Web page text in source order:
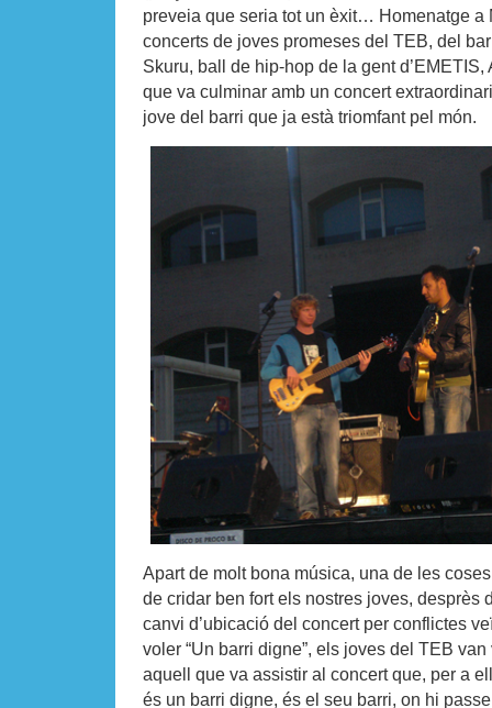
preveia que seria tot un èxit… Homenatge a
concerts de joves promeses del TEB, del
Skuru, ball de hip-hop de la gent
que va culminar amb un concert
jove del barri que ja està triomfant pel món.
Apart de molt bona música, una de les
de cridar ben fort els nostres joves, desprès
canvi d’ubicació del concert per conflictes
voler “Un barri digne”, els joves del TEB
aquell que va assistir al concert que, per a
és un barri digne, és el seu barri, on hi